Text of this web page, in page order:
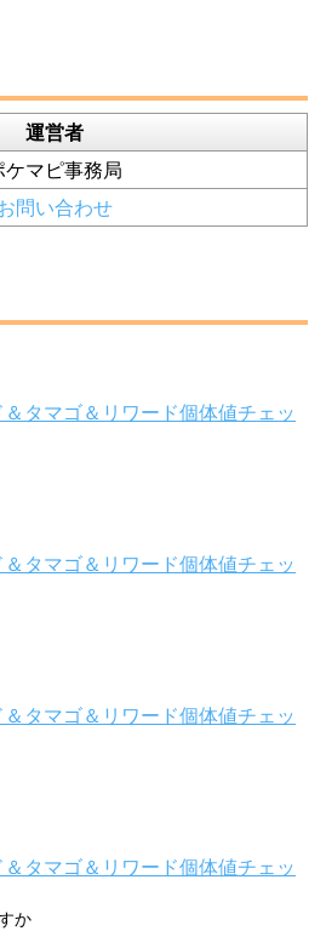
運営者
ケマピ事務局
問い合わせ
＆タマゴ＆リワード個体値チェッ
＆タマゴ＆リワード個体値チェッ
＆タマゴ＆リワード個体値チェッ
＆タマゴ＆リワード個体値チェッ
か